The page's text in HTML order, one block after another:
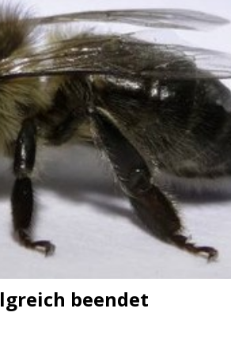
beendet